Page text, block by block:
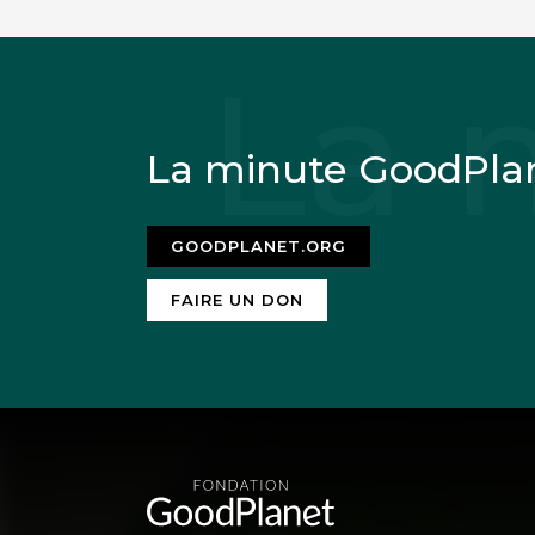
La minute
GOODPLANET.ORG
FAIRE UN DON